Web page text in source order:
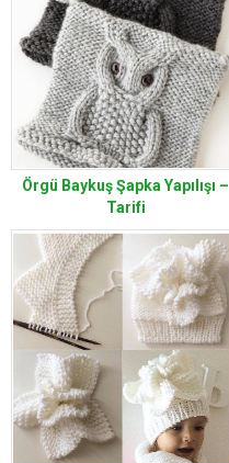
Örgü Baykuş Şapka Yapılışı –
Tarifi